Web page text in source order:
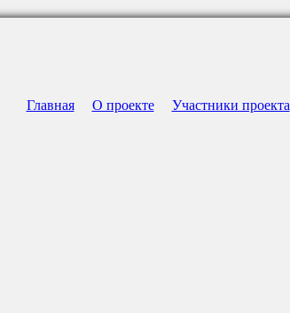
Главная О проекте Участники проекта